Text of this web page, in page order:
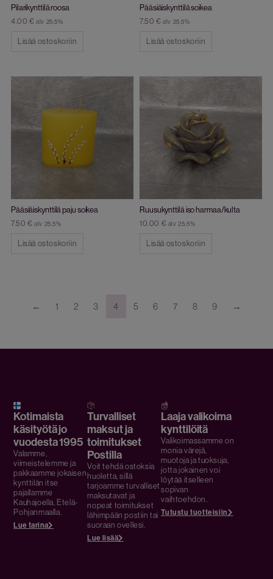
Pilarikynttilä roosa
4.00 € alv 25,5%
Lisää ostoskoriin
Pääsiäiskynttilä soikea
7.50 € alv 25,5%
Lisää ostoskoriin
Pääsiäiskynttilä paju soikea
7.50 € alv 25,5%
Lisää ostoskoriin
Ruusukynttilä iso harmaa/kulta
10.00 € alv 25,5%
Lisää ostoskoriin
← 1 2 3 4 5 6 7 8 9 →
Kotimaista
käsityötä jo
vuodesta 1995
Valamme,
viimeistelemme ja
pakkaamme jokaisen
kynttilän itse
pajallamme
Kauhajoella, Etelä-
Pohjanmaalla.
Lue tarina
Turvalliset
maksut ja
toimitukset
Postilla
Voit tehdä ostoksia
huoletta, sillä
tarjoamme turvalliset
maksutavat ja
nopeat toimitukset
lähimpään postiin tai
suoraan ovellesi.
Lue lisää
Laaja valikoima
kynttilöitä
Valikoimassamme on
monia värejä,
muotoja ja tuoksuja,
jotta jokainen voi
löytää itselleen
sopivan
vaihtoehdon.
Tutustu tuotteisiin